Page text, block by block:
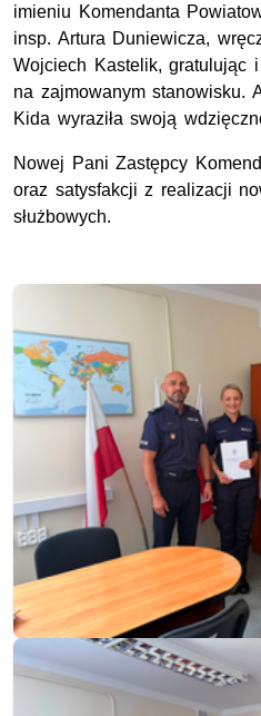
imieniu Komendanta
insp. Artura Duniewicza,
Wojciech Kastelik, gratulując
na zajmowanym stanowisku.
Kida wyraziła swoją
Nowej Pani Zastępcy
oraz satysfakcji z realizacji
służbowych.